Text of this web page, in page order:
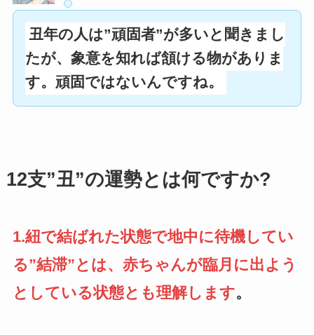
丑年の人は”頑固者”が多いと聞きまし
たが、象意を知れば頷ける物がありま
す。頑固ではないんですね。
12支”丑”の運勢とは何ですか?
1.紐で結ばれた状態で地中に待機してい
る”結滞”とは、赤ちゃんが臨月に出よう
としている状態とも理解します。